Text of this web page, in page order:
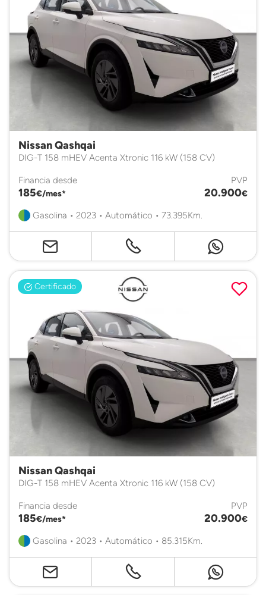
Nissan Qashqai
DIG-T 158 mHEV Acenta Xtronic 116 kW (158 CV)
Financia desde
185€/mes*
PVP
20.900€
Gasolina • 2023 • Automático • 73.395Km.
Certificado
Nissan Qashqai
DIG-T 158 mHEV Acenta Xtronic 116 kW (158 CV)
Financia desde
185€/mes*
PVP
20.900€
Gasolina • 2023 • Automático • 85.315Km.